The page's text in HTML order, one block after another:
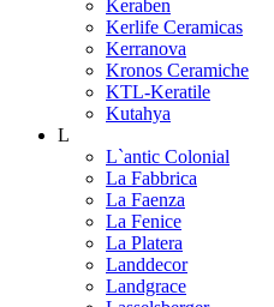
Keraben
Kerlife Ceramicas
Kerranova
Kronos Ceramiche
KTL-Keratile
Kutahya
L
L`antic Colonial
La Fabbrica
La Faenza
La Fenice
La Platera
Landdecor
Landgrace